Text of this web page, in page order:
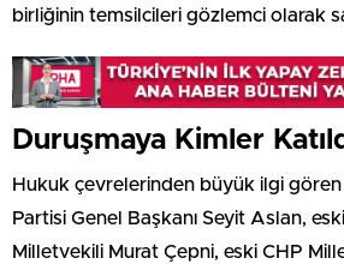
birliğinin temsilcileri gözlemci olarak
Duruşmaya Kimler
Hukuk çevrelerinden büyük ilgi
Partisi Genel Başkanı Seyit Aslan,
Milletvekili Murat Çepni, eski CHP